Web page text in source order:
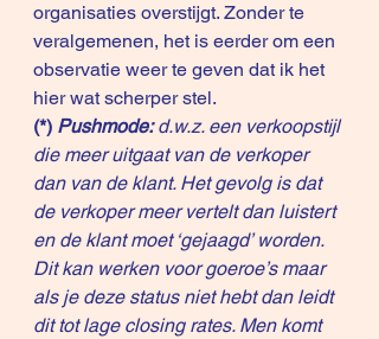
organisaties overstijgt. Zonder te
veralgemenen, het is eerder om een
observatie weer te geven dat ik het
hier wat scherper stel.
(*) Pushmode: d.w.z. een verkoopstijl
die meer uitgaat van de verkoper
dan van de klant. Het gevolg is dat
de verkoper meer vertelt dan luistert
en de klant moet ‘gejaagd’ worden.
Dit kan werken voor goeroe’s maar
als je deze status niet hebt dan leidt
dit tot lage closing rates. Men komt